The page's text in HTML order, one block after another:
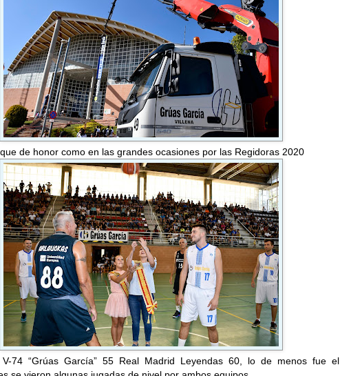
de honor como en las grandes ocasiones por las Regidoras 2020
V-74 “Grúas García” 55 Real Madrid Leyendas 60, lo de menos fue el